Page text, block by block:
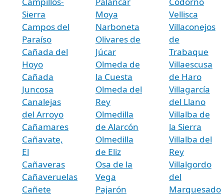
Sierra
Campos del
Paraíso
Cañada del
Hoyo
Cañada
Juncosa
Canalejas
del Arroyo
Cañamares
Cañavate,
El
Cañaveras
Cañaveruelas
Cañete
Moya
Narboneta
Olivares de
Júcar
Olmeda de
la Cuesta
Olmeda del
Rey
Olmedilla
de Alarcón
Olmedilla
de Eliz
Osa de la
Vega
Pajarón
Vellisca
Villaconejos
de
Trabaque
Villaescusa
de Haro
Villagarcía
del Llano
Villalba de
la Sierra
Villalba del
Rey
Villalgordo
del
Marquesado